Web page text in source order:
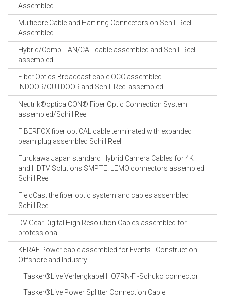
Assembled
Multicore Cable and Hartinng Connectors on Schill Reel
Assembled
Hybrid/Combi LAN/CAT cable assembled and Schill Reel
assembled
Fiber Optics Broadcast cable OCC assembled
INDOOR/OUTDOOR and Schill Reel assembled
Neutrik®opticalCON® Fiber Optic Connection System
assembled/Schill Reel
FIBERFOX fiber optiCAL cable terminated with expanded
beam plug assembled Schill Reel
Furukawa Japan standard Hybrid Camera Cables for 4K
and HDTV Solutions SMPTE. LEMO connectors assembled
Schill Reel
FieldCast the fiber optic system and cables assembled
Schill Reel
DVIGear Digital High Resolution Cables assembled for
professional
KERAF Power cable assembled for Events - Construction -
Offshore and Industry
Tasker®Live Verlengkabel HO7RN-F -Schuko connector
Tasker®Live Power Splitter Connection Cable